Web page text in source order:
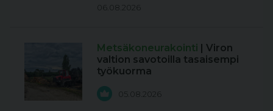
06.08.2026
Metsäkoneurakointi | Viron
valtion savotoilla tasaisempi
työkuorma
05.08.2026